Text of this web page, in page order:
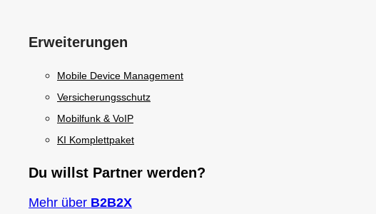
Erweiterungen
Mobile Device Management
Versicherungsschutz
Mobilfunk & VoIP
KI Komplettpaket
Du willst Partner werden?
Mehr über B2B2X